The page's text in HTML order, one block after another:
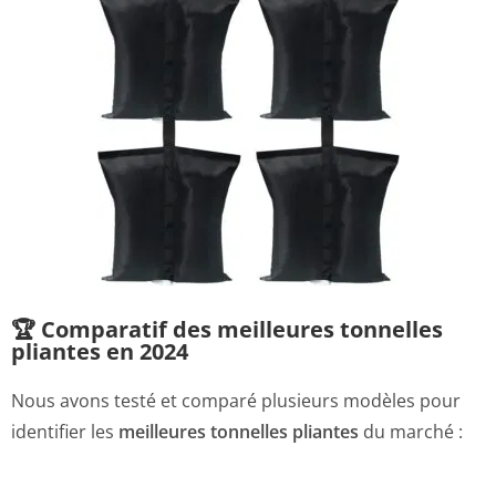
🏆 Comparatif des meilleures tonnelles
pliantes en 2024
Nous avons testé et comparé plusieurs modèles pour
identifier les meilleures tonnelles pliantes du marché :